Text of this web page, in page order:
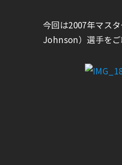
今回は2007年マス
Johnson）選手をご